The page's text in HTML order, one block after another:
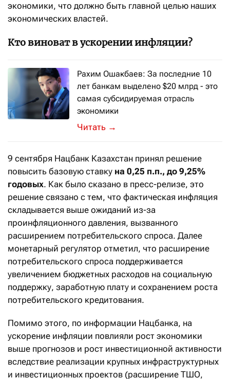
экономики, что должно быть главной целью наших
экономических властей.
Кто виноват в ускорении инфляции?
Рахим Ошакбаев: За последние 10
лет банкам выделено $20 млрд - это
самая субсидируемая отрасль
экономики
Известный казахстанский
→
9 сентября Нацбанк Казахстан принял решение
повысить базовую ставку на 0,25 п.п., до 9,25%
годовых. Как было сказано в пресс-релизе, это
решение связано с тем, что фактическая инфляция
складывается выше ожиданий из-за
проинфляционного давления, вызванного
расширением потребительского спроса. Далее
монетарный регулятор отметил, что расширение
потребительского спроса поддерживается
увеличением бюджетных расходов на социальную
поддержку, заработную плату и сохранением роста
потребительского кредитования.
Помимо этого, по информации Нацбанка, на
ускорение инфляции повлияли рост экономики
выше прогнозов и рост инвестиционной активности
вследствие реализации крупных инфраструктурных
и инвестиционных проектов (расширение ТШО,